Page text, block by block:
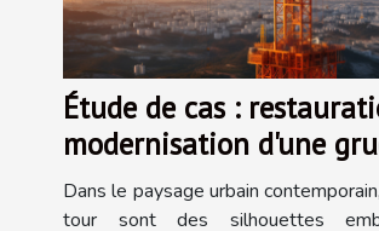
Étude de cas :
modernisation d'une
classique
Dans le paysage urbain
tour sont des silhouettes